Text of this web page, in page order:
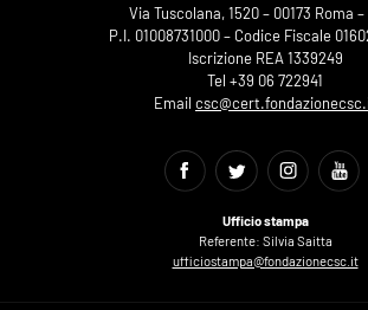
Via Tuscolana, 1520 – 00173 Roma
P.I. 01008731000 – Codice Fiscale
Iscrizione REA 1339249
Tel +39 06 722941
Email
Ufficio stampa
Referente: Silvia Saitta
ufficiostampa@fondazionecsc.it